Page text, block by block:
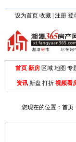
设为首页 收藏 注册 登
首页 新房 区域 地图 专
资讯 新盘 打折 视频看
您现在的位置： 首页